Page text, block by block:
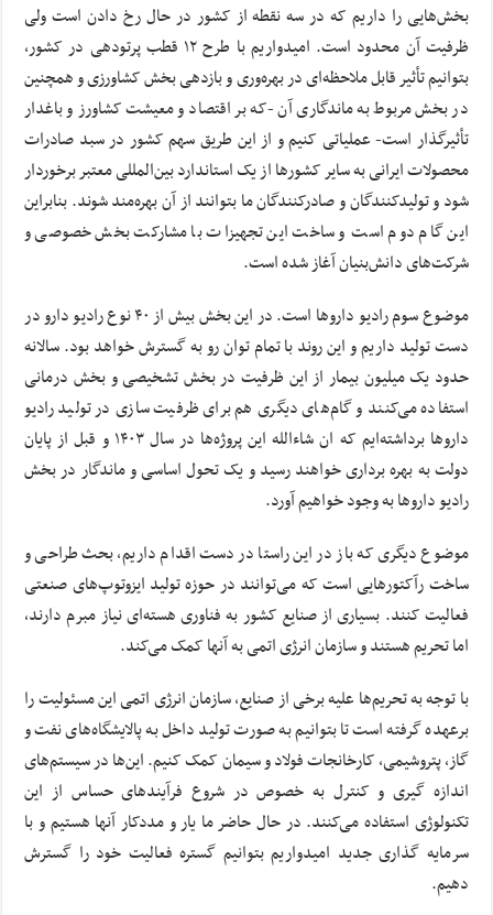
بخش‌هایی را داریم که در سه نقطه از کشور در حال رخ دادن است ولی
ظرفیت آن محدود است. امیدواریم با طرح ۱۲ قطب پرتودهی در کشور،
بتوانیم تأثیر قابل ملاحظه‌ای در بهره‌وری و بازدهی بخش کشاورزی و همچنین
در بخش مربوط به ماندگاری آن -که بر اقتصاد و معیشت کشاورز و باغدار
تأثیرگذار است- عملیاتی کنیم و از این طریق سهم کشور در سبد صادرات
محصولات ایرانی به سایر کشورها از یک استاندارد بین‌المللی معتبر برخوردار
شود و تولیدکنندگان و صادرکنندگان ما بتوانند از آن بهره‌مند شوند. بنابراین
این گام دوم است و ساخت این تجهیزات با مشارکت بخش خصوصی و
شرکت‌های دانش‌بنیان آغاز شده است.
موضوع سوم رادیو داروها است. در این بخش بیش از ۴۰ نوع رادیو دارو در
دست تولید داریم و این روند با تمام توان رو به گسترش خواهد بود. سالانه
حدود یک میلیون بیمار از این ظرفیت در بخش تشخیصی و بخش درمانی
استفاده می‌کنند و گام‌های دیگری هم برای ظرفیت سازی در تولید رادیو
داروها برداشته‌ایم که ان شاءالله این پروژه‌ها در سال ۱۴۰۳ و قبل از پایان
دولت به بهره برداری خواهند رسید و یک تحول اساسی و ماندگار در بخش
رادیو داروها به وجود خواهیم آورد.
موضوع دیگری که باز در این راستا در دست اقدام داریم، بحث طراحی و
ساخت رآکتورهایی است که می‌توانند در حوزه تولید ایزوتوپ‌های صنعتی
فعالیت کنند. بسیاری از صنایع کشور به فناوری هسته‌ای نیاز مبرم دارند،
اما تحریم هستند و سازمان انرژی اتمی به آنها کمک می‌کند.
با توجه به تحریم‌ها علیه برخی از صنایع، سازمان انرژی اتمی این مسئولیت را
برعهده گرفته است تا بتوانیم به صورت تولید داخل به پالایشگاه‌های نفت و
گاز، پتروشیمی، کارخانجات فولاد و سیمان کمک کنیم. این‌ها در سیستم‌های
اندازه گیری و کنترل به خصوص در شروع فرآیندهای حساس از این
تکنولوژی استفاده می‌کنند. در حال حاضر ما یار و مددکار آنها هستیم و با
سرمایه گذاری جدید امیدواریم بتوانیم گستره فعالیت خود را گسترش
دهیم.